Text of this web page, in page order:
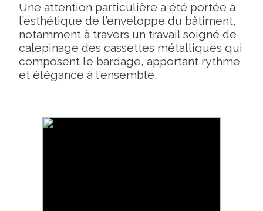
Une attention particulière a été portée à
l’esthétique de l’enveloppe du bâtiment,
notamment à travers un travail soigné de
calepinage des cassettes métalliques qui
composent le bardage, apportant rythme
et élégance à l’ensemble.